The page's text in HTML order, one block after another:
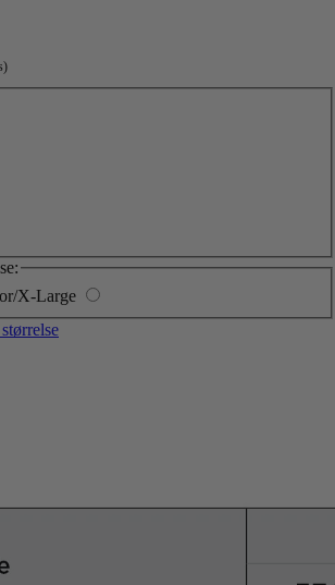
X-Large